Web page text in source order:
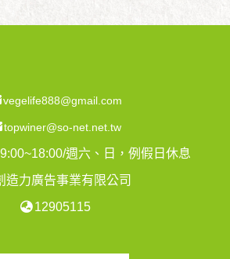
vegelife888@gmail.com
topwiner@so-net.net.tw
週六、日，例假日休息
造力廣告事業有限公司
12905115